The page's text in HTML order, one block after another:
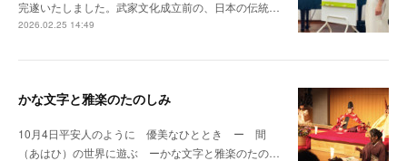
完遂いたしました。武家文化成立前の、日本の伝統…
2026.02.25 14:49
かな文字と雅楽のたのしみ
10月4日平安人のように 優美なひととき ー 間
（あはひ）の世界に遊ぶ ーかな文字と雅楽のたの…